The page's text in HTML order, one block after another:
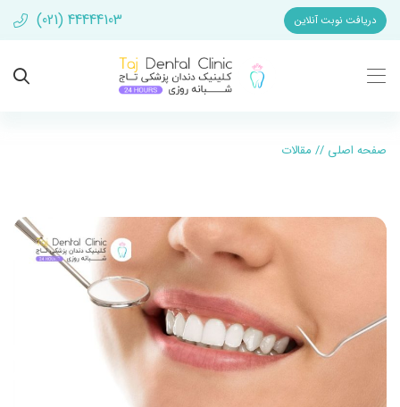
دریافت نوبت آنلاین (021) 44444103
صفحه اصلی // مقالات